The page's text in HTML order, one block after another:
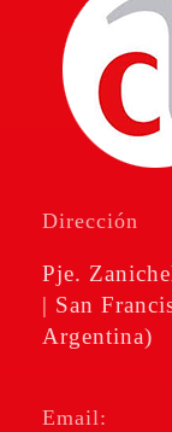
Dirección
Pje.
| San
Argentina)
Email: